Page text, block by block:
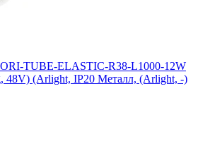
TUBE-ELASTIC-R38-L1000-12W
48V) (Arlight, IP20 Металл, (Arlight, -)